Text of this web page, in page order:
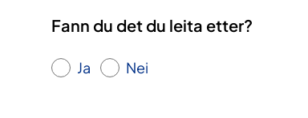
Fann du det du leita etter?
Ja Nei